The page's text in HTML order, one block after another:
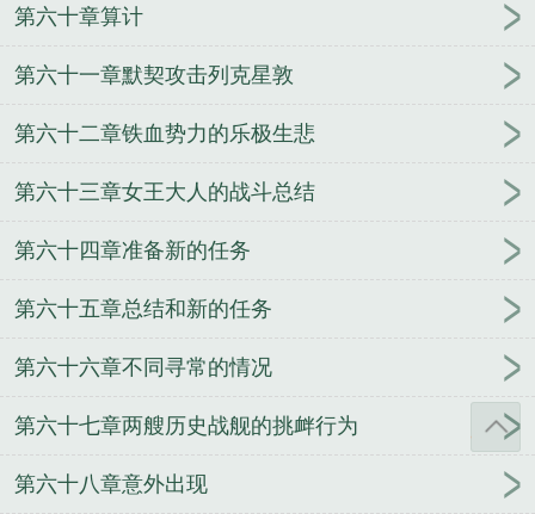
第六十章算计
第六十一章默契攻击列克星敦
第六十二章铁血势力的乐极生悲
第六十三章女王大人的战斗总结
第六十四章准备新的任务
第六十五章总结和新的任务
第六十六章不同寻常的情况
第六十七章两艘历史战舰的挑衅行为
第六十八章意外出现